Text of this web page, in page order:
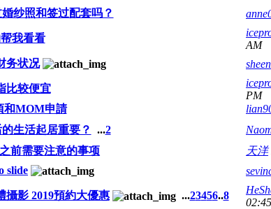
纱照和签过配套吗？
我看看
AM
务状况
比较便宜
PM
和MOM申請
生活起居重要？ ...2
前需要注意的事项 天洋
slide
攝影 2019預約大優惠 ...23456..8